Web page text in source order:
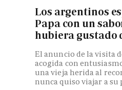
Los argentinos
Papa con un
hubiera gustado
El anuncio de la visita
acogida con
una vieja herida al
nunca quiso viajar a su